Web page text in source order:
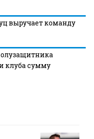
выручает команду
клуба сумму